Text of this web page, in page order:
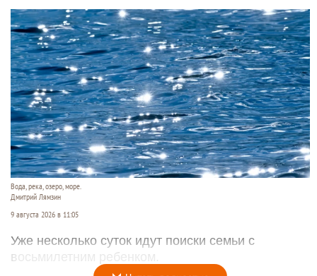
Вода, река, озеро, море.
Дмитрий Лямзин
9 августа 2026 в 11:05
Уже несколько суток идут поиски семьи с
восьмилетним ребенком.